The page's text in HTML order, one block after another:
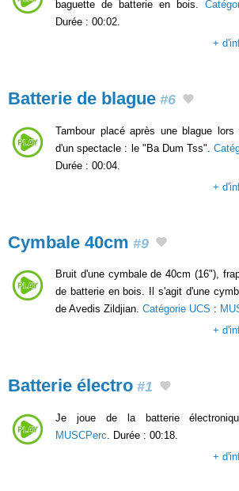
baguette de batterie en bois.
Durée : 00:02.
+
Batterie de blague #6
Tambour placé après une blague
d'un spectacle : le "Ba Dum Tss".
Durée : 00:04.
+
Cymbale 40cm #9
Bruit d'une cymbale de 40cm (16"),
de batterie en bois. Il s'agit d'une
de Avedis Zildjian. Catégorie UCS :
+
Batterie électro #1
Je joue de la batterie
MUSCPerc . Durée : 00:18.
+